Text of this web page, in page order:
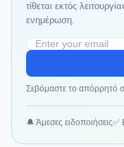
τίθεται εκτός
ενημέρωση.
Σεβόμαστε το απόρρητό
🔔 Άμεσες ειδοποιήσεις✅